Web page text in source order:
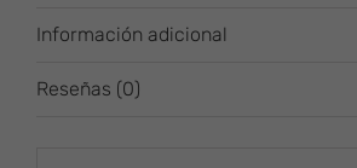
Información adicional
Reseñas (0)